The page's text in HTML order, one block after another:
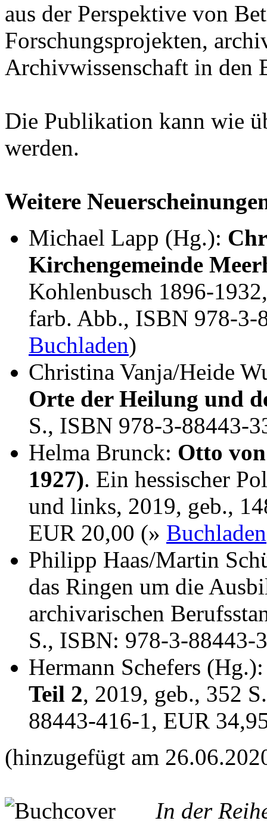
aus der Perspektive von
Forschungsprojekten,
Archivwissenschaft in den
Die Publikation kann wie
werden.
Weitere
Michael Lapp (Hg.):
Kirchengemeinde
Kohlenbusch 1896-
farb. Abb., ISBN 978-3-
Buchladen)
Christina Vanja/Heide
Orte der Heilung und
S., ISBN 978-3-88443-
Helma Brunck: Otto
1927). Ein hessischer
und links, 2019, geb.,
EUR 20,00 (» Buchladen
Philipp Haas/Martin
das Ringen um die
archivarischen
S., ISBN: 978-3-
Hermann Schefers
Teil 2, 2019, geb., 352
88443-416-1, EUR
(hinzugefügt am
In der